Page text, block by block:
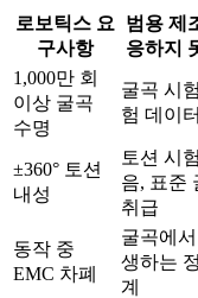
로보틱스 요
구사항
범용 제
응하지
1,000만 회
이상 굴곡
수명
굴곡 시
험 데이
±360° 토션
내성
토션 시
음, 표준
취급
동작 중
EMC 차폐
굴곡에
생하는
계